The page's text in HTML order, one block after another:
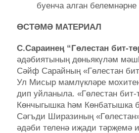
буенча алган
ӨСТӘМӘ МАТЕРИАЛ
С.Сараинең “Гөлестан бит-
әдәбиятының дөньякүләм
Сәйф Сарайның «Гөлестан
Ул Мисыр мамлүкләре
дип уйланыла. «Гөлестан
Көнчыгышка һәм Көнбатышка
Сәгъди Ширазиның
әдәби теленә иҗади тәрҗемә